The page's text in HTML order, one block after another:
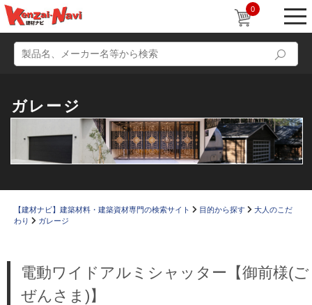
0
すまいリング
お気に入り
ガレージ
【建材ナビ】建築材料・建築資材専門の検索サイト 目的から探す
大人のこだ
わり
ガレージ
電動ワイドアルミシャッター【御前様(ご
ぜんさま)】